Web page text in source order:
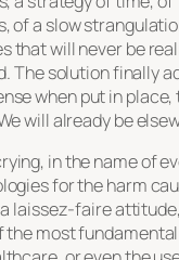
of a slow
that will never be
The solution finally
when put in
will already be
in the name of
for the harm
laissez-faire
the most